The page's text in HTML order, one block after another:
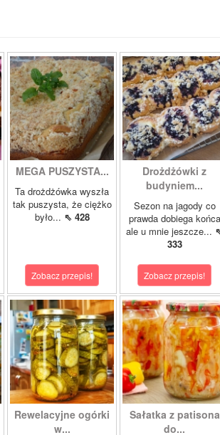
MEGA PUSZYSTA...
Ta drożdżówka wyszła
tak puszysta, że ciężko
było... ⇖ 428
Zobacz przepis!
Drożdżówki z
budyniem...
Sezon na jagody co
prawda dobiega końca
ale u mnie jeszcze...
333
Zobacz przepis!
Rewelacyjne ogórki
w...
Sałatka z patisona
do...